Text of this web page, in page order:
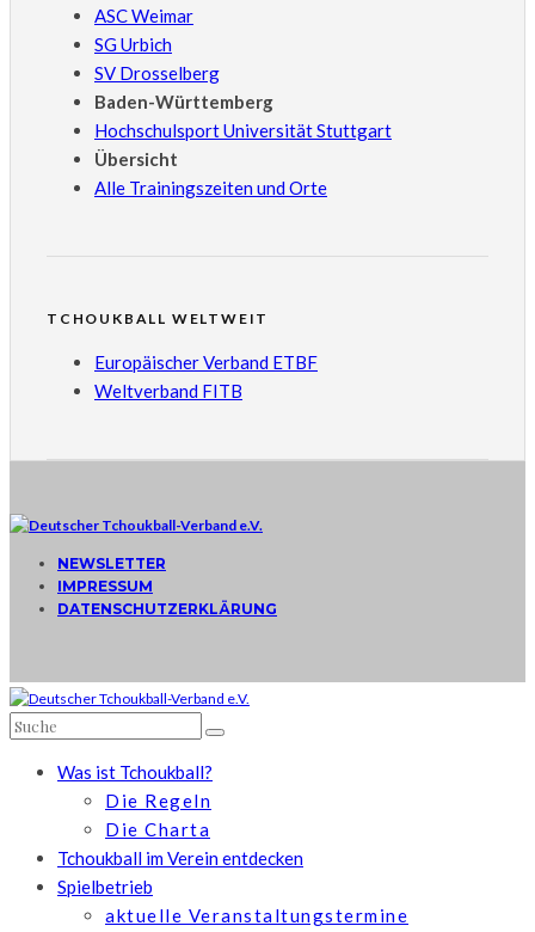
ASC Weimar
SG Urbich
SV Drosselberg
Baden-Württemberg
Hochschulsport Universität Stuttgart
Übersicht
Alle Trainingszeiten und Orte
TCHOUKBALL WELTWEIT
Europäischer Verband ETBF
Weltverband FITB
NEWSLETTER
IMPRESSUM
DATENSCHUTZERKLÄRUNG
Was ist Tchoukball?
Die Regeln
Die Charta
Tchoukball im Verein entdecken
Spielbetrieb
aktuelle Veranstaltungstermine